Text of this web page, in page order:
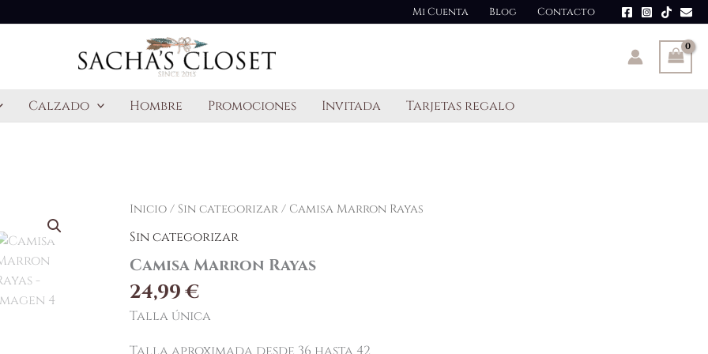
Mi Cuenta Blog Contacto
Calzado Hombre Promociones Invitada Tarjetas regalo
Inicio/ Sin categorizar/ Camisa Marron Rayas
Sin categorizar
Camisa Marron Rayas
24,99€
Talla única